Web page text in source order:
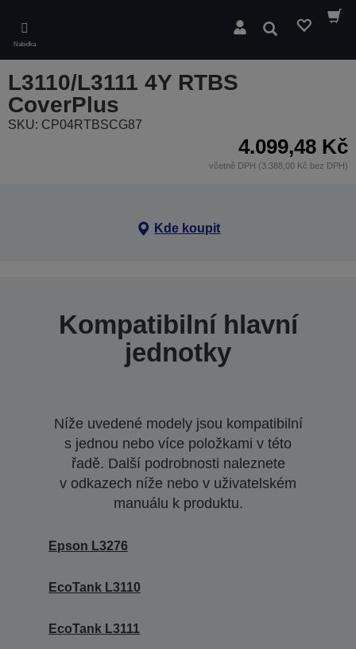
main
content
Nabídka
Hledat
L3110/L3111 4Y RTBS
CoverPlus
SKU: CP04RTBSCG87
4.099,48 Kč
včetně DPH (3.388,00 Kč bez DPH)
Kde koupit
Kompatibilní hlavní
jednotky
Níže uvedené modely jsou kompatibilní
s jednou nebo více položkami v této
řadě. Další podrobnosti naleznete
v odkazech níže nebo v uživatelském
manuálu k produktu.
Epson L3276
EcoTank L3110
EcoTank L3111